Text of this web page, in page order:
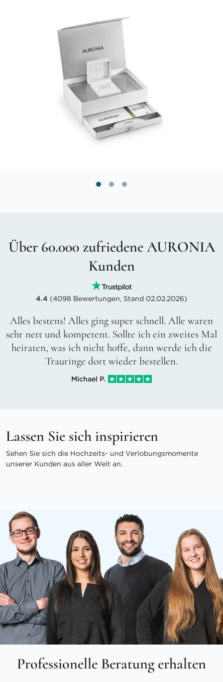
Über 60.000 zufriedene AURONIA
Kunden
4.4 (4098 Bewertungen, Stand 02.02.2026)
Alles bestens! Alles ging super schnell. Alle waren
sehr nett und kompetent. Sollte ich ein zweites Mal
heiraten, was ich nicht hoffe, dann werde ich die
Trauringe dort wieder bestellen.
Michael P.
Lassen Sie sich inspirieren
Sehen Sie sich die Hochzeits- und Verlobungsmomente
unserer Kunden aus aller Welt an.
Professionelle Beratung erhalten